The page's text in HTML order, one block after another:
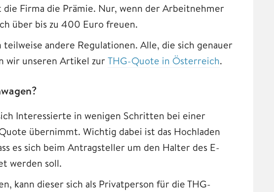
Firma die Prämie. Nur, wenn der Arbeitnehmer
über bis zu 400 Euro freuen.
andere Regulationen. Alle, die sich genauer
wir unseren Artikel zurTHG-Quote in Österreich.
Interessierte in wenigen Schritten bei einer
übernimmt. Wichtig dabei ist das Hochladen
es sich beim Antragsteller um den Halter des E-
werden soll.
kann dieser sich als Privatperson für die THG-